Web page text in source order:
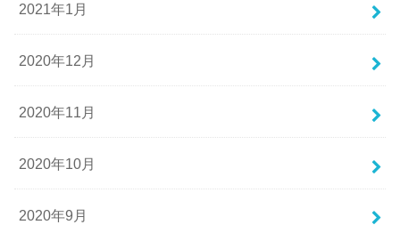
2021年1月
2020年12月
2020年11月
2020年10月
2020年9月